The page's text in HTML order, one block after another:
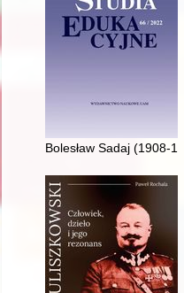
Bolesław Sadaj (1908-